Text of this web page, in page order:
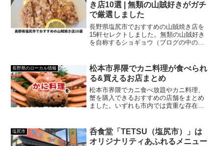
き店10選 | 無類の山賊好きがガチ
で厳選しました
長野県塩尻市でおすすめの山賊焼き店を
15軒セレクトしました。無類の山賊好き
を自称するショギョウ（ブログの中の
すすめを知りたい方はぜひ参考にしてみ
てください。
長野県のローカル情報
松本市界隈でカニ料理が食べられ
る&買えるお店まとめ
松本市界隈でカニ食べ放題やカニ料理、
蟹を購入できるおすすめの店舗をまとめ
ました。いずれも市内では貴重な存在な
塩尻市
呑食堂「TETSU（塩尻市）」は
オリジナリティあふれるメニュー